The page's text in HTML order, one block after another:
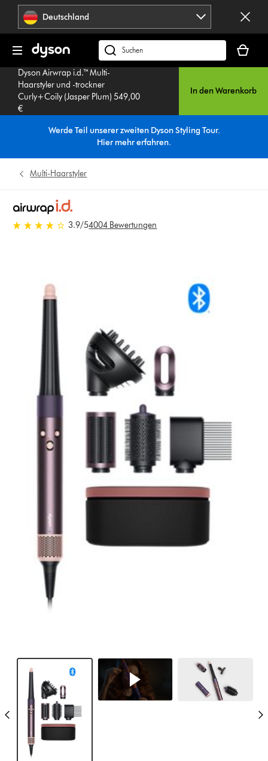
Navigation
überspringenDeutschland
dyson.de
durchsuchen
ist
Dyson Airwrap i.d.™ Multi-
Haarstyler und -trockner
Curly+Coily (Jasper Plum) 549,00
€
In den Warenkorb
Werde Teil unserer zweiten Dyson Styling Tour.
Hier mehr erfahren.
Multi-Haarstyler
3.9 von 5 Sternen in 4004 Bewertungen
3.9/54004 Bewertungen